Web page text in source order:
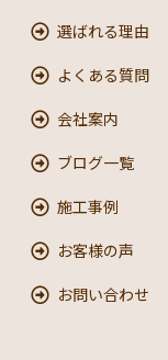
選ばれる理由
よくある質問
会社案内
ブログ一覧
施工事例
お客様の声
お問い合わせ